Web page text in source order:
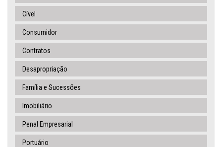
Cível
Consumidor
Contratos
Desapropriação
Família e Sucessões
Imobiliário
Penal Empresarial
Portuário